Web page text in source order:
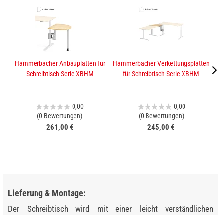
Hammerbacher Anbauplatten für
Schreibtisch-Serie XBHM
0,00
(0 Bewertungen)
261,00 €
Hammerbacher Verkettungsplatten
für Schreibtisch-Serie XBHM
0,00
(0 Bewertungen)
245,00 €
Lieferung & Montage:
Der Schreibtisch wird mit einer leicht verständlichen